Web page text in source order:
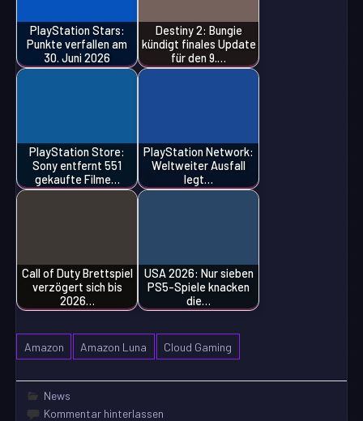
PlayStation Stars:
Punkte verfallen am
30. Juni 2026
Destiny 2: Bungie
kündigt finales Update
für den 9.…
PlayStation Store:
Sony entfernt 551
gekaufte Filme…
PlayStation Network:
Weltweiter Ausfall
legt…
Call of Duty Brettspiel
verzögert sich bis
2026…
USA 2026: Nur sieben
PS5-Spiele knacken
die…
Amazon Amazon Luna Cloud Gaming
News
Kommentar hinterlassen